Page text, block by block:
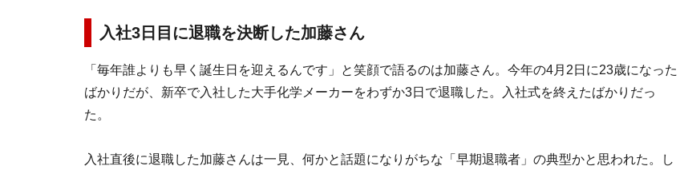
入社3日目に退職を決断した加藤さん
「毎年誰よりも早く誕生日を迎えるんです」と笑顔で語るのは加藤さん。今年の4月2日に23歳になった
ばかりだが、新卒で入社した大手化学メーカーをわずか3日で退職した。入社式を終えたばかりだっ
た。
入社直後に退職した加藤さんは一見、何かと話題になりがちな「早期退職者」の典型かと思われた。し